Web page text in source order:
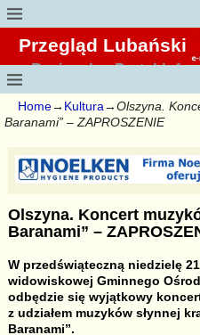
Przegląd Lubański
Regionalny Portal
Home→ Kultura→Olszyna.
Baranami” – ZAPROSZENIE
Olszyna. Koncert
Baranami” –
W przedświąteczną niedzielę
widowiskowej Gminnego
odbędzie się wyjątkowy
z udziałem muzyków słynnej
Baranami”.